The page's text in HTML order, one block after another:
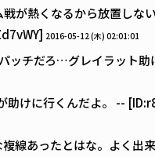
が熱くなるから放置しな
2016-05-12 (木) 02:01:01
ッチだろ…グレイラット
助けに行くんだよ。 --
線あったとはな。よく出